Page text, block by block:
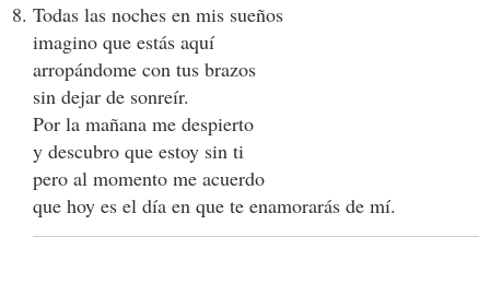
Todas las noches en mis sueños
imagino que estás aquí
arropándome con tus brazos
sin dejar de sonreír.
Por la mañana me despierto
y descubro que estoy sin ti
pero al momento me acuerdo
que hoy es el día en que te enamorarás de mí.